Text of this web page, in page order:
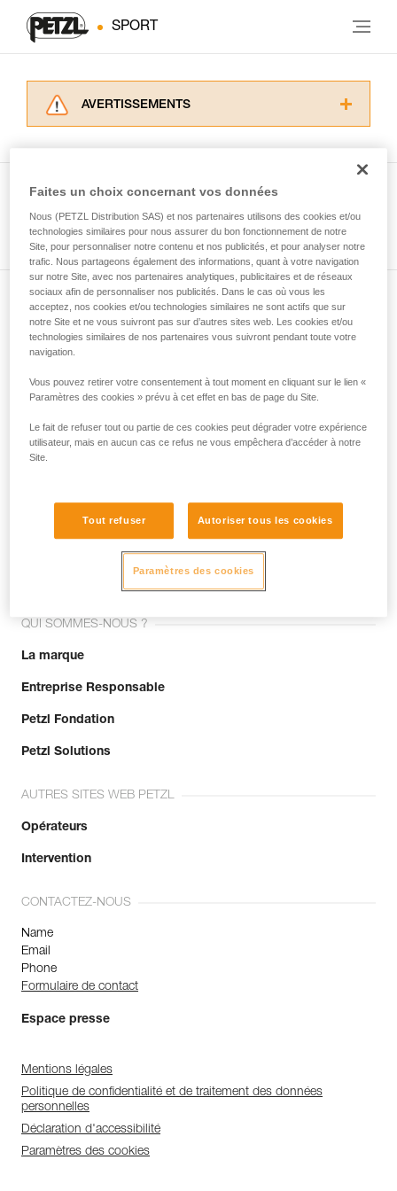
SPORT
AVERTISSEMENTS
informations de la notice technique pour
d’informations.
Maîtriser ces techniques nécessite une
formation et un entraînement spécifique. Validez
avec un professionnel votre capacité à refaire
la manipulation, seul, en toute sécurité, avant
de la reproduire en autonomie.
Nous donnons des exemples de techniques
Voir tous les conseils
Abonnez-vous à la newsletter
et restez connecté à notre actualité
Email *
Rejoignez la communauté !
QUI SOMMES-NOUS ?
La marque
Entreprise Responsable
Petzl Fondation
Petzl Solutions
AUTRES SITES WEB PETZL
Opérateurs
Intervention
CONTACTEZ-NOUS
Name
Email
Phone
Formulaire de contact
Espace presse
Mentions légales
Politique de confidentialité et de traitement des données
personnelles
Déclaration d'accessibilité
Paramètres des cookies
Faites un choix concernant vos données
Nous (PETZL Distribution SAS) et nos partenaires utilisons des cookies et/ou
technologies similaires pour nous assurer du bon fonctionnement de notre
Site, pour personnaliser notre contenu et nos publicités, et pour analyser notre
trafic. Nous partageons également des informations, quant à votre navigation
sur notre Site, avec nos partenaires analytiques, publicitaires et de réseaux
sociaux afin de personnaliser nos publicités. Dans le cas où vous les
acceptez, nos cookies et/ou technologies similaires ne sont actifs que sur
notre Site et ne vous suivront pas sur d’autres sites web. Les cookies et/ou
technologies similaires de nos partenaires vous suivront pendant toute votre
navigation.
Vous pouvez retirer votre consentement à tout moment en cliquant sur le lien «
Paramètres des cookies » prévu à cet effet en bas de page du Site.
Le fait de refuser tout ou partie de ces cookies peut dégrader votre expérience
utilisateur, mais en aucun cas ce refus ne vous empêchera d’accéder à notre
Site.
Tout refuser Autoriser tous les cookies
Paramètres des cookies